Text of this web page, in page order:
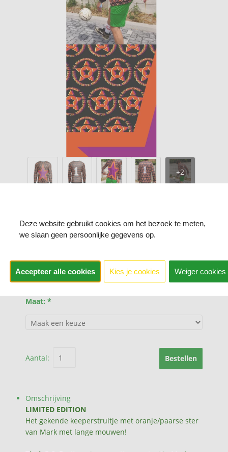
LIMITED EDITION
€ 29,99
Prijs per stuk
Maat: *
Aantal: Bestellen
Omschrijving
LIMITED EDITION
Het gekende keeperstruitje met oranje/paarse ster
van Mark met lange mouwen!
Deze website gebruikt cookies om het bezoek te meten,
we slaan geen persoonlijke gegevens op.
Accepteer alle cookies Kies je cookies Weiger cookies